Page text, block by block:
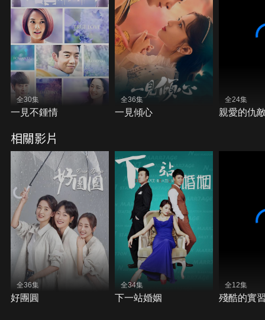
全30集
一見不鍾情
全36集
一見傾心
全24集
親愛的仇
相關影片
全36集
好團圓
全34集
下一站婚姻
全12集
殘酷的實